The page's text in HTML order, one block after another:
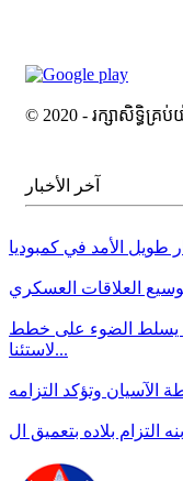
© 2020 - រក្សាសិទ្ធិគ្
آخر الأخبار
طويل الأمد في كمبوديا
يسلط الضوء على خطط
لاستئنا...